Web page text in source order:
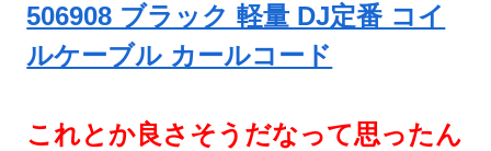
506908 ブラック 軽量 DJ定番 コイ
ルケーブル カールコード
これとか良さそうだなって思ったん